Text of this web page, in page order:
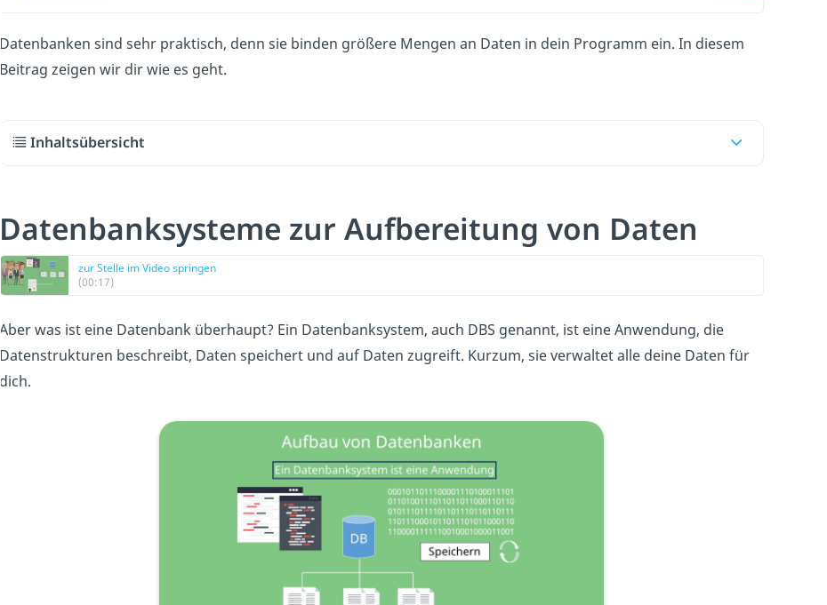
Datenbanken sind sehr praktisch, denn sie binden größere Mengen an Daten in dein Programm ein. In diesem
Beitrag zeigen wir dir wie es geht.
Inhaltsübersicht
Datenbanksysteme zur Aufbereitung von Daten
zur Stelle im Video springen
(00:17)
Aber was ist eine Datenbank überhaupt? Ein Datenbanksystem, auch DBS genannt, ist eine Anwendung, die
Datenstrukturen beschreibt, Daten speichert und auf Daten zugreift. Kurzum, sie verwaltet alle deine Daten für
dich.